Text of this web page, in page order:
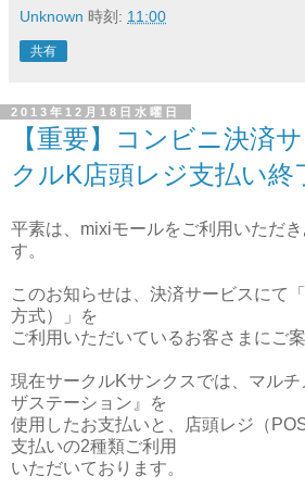
Unknown 時刻: 11:00
共有
2013年12月18日水曜日
【重要】コンビニ決済
クルK店頭レジ支払い終
平素は、mixiモールをご利用いただ
す。
このお知らせは、決済サービスにて
方式）」を
ご利用いただいているお客さまにご
現在サークルKサンクスでは、マル
ザステーション』を
使用したお支払いと、店頭レジ（
支払いの2種類ご利用
いただいております。